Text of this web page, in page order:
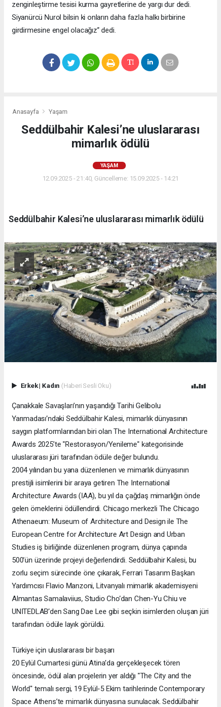
zenginleştirme tesisi kurma gayretlerine de yargı dur dedi.
Siyanürcü Nurol bilsin ki onların daha fazla halkı birbirine
girdirmesine engel olacağız” dedi.
Anasayfa Yaşam
Seddülbahir Kalesi’ne uluslararası
mimarlık ödülü
YAŞAM
12.09.2025 - 21:40, Güncelleme: 15.09.2025 - 14:21
Seddülbahir Kalesi’ne uluslararası mimarlık ödülü
Erkek| Kadın (Haberi Sesli Oku)
Çanakkale Savaşları’nın yaşandığı Tarihi Gelibolu
Yarımadası’ndaki Seddülbahir Kalesi, mimarlık dünyasının
saygın platformlarından biri olan The International Architecture
Awards 2025’te "Restorasyon/Yenileme" kategorisinde
uluslararası jüri tarafından ödüle değer bulundu.
2004 yılından bu yana düzenlenen ve mimarlık dünyasının
prestijli isimlerini bir araya getiren The International
Architecture Awards (IAA), bu yıl da çağdaş mimarlığın önde
gelen örneklerini ödüllendirdi. Chicago merkezli The Chicago
Athenaeum: Museum of Architecture and Design ile The
European Centre for Architecture Art Design and Urban
Studies iş birliğinde düzenlenen program, dünya çapında
500’ün üzerinde projeyi değerlendirdi. Seddülbahir Kalesi, bu
zorlu seçim sürecinde öne çıkarak, Ferrari Tasarım Başkan
Yardımcısı Flavio Manzoni, Litvanyalı mimarlık akademisyeni
Almantas Samalaviius, Studio Cho’dan Chen-Yu Chiu ve
UNITEDLAB’den Sang Dae Lee gibi seçkin isimlerden oluşan jüri
tarafından ödüle layık görüldü.
Türkiye için uluslararası bir başarı
20 Eylül Cumartesi günü Atina’da gerçekleşecek tören
öncesinde, ödül alan projelerin yer aldığı "The City and the
World" temalı sergi, 19 Eylül-5 Ekim tarihlerinde Contemporary
Space Athens’te mimarlık dünyasına sunulacak. Seddülbahir